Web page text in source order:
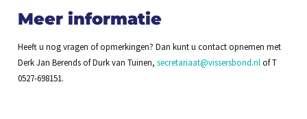
Meer informatie
Heeft u nog vragen of opmerkingen? Dan kunt u contact opnemen met
Derk Jan Berends of Durk van Tuinen, secretariaat@vissersbond.nl of T
0527-698151.